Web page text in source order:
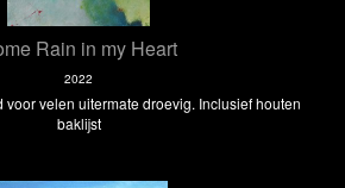
Rain in my Heart
2022
voor velen uitermate droevig. Inclusief houten
baklijst